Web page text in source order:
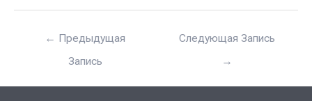
← Предыдущая
Запись
Следующая Запись
→